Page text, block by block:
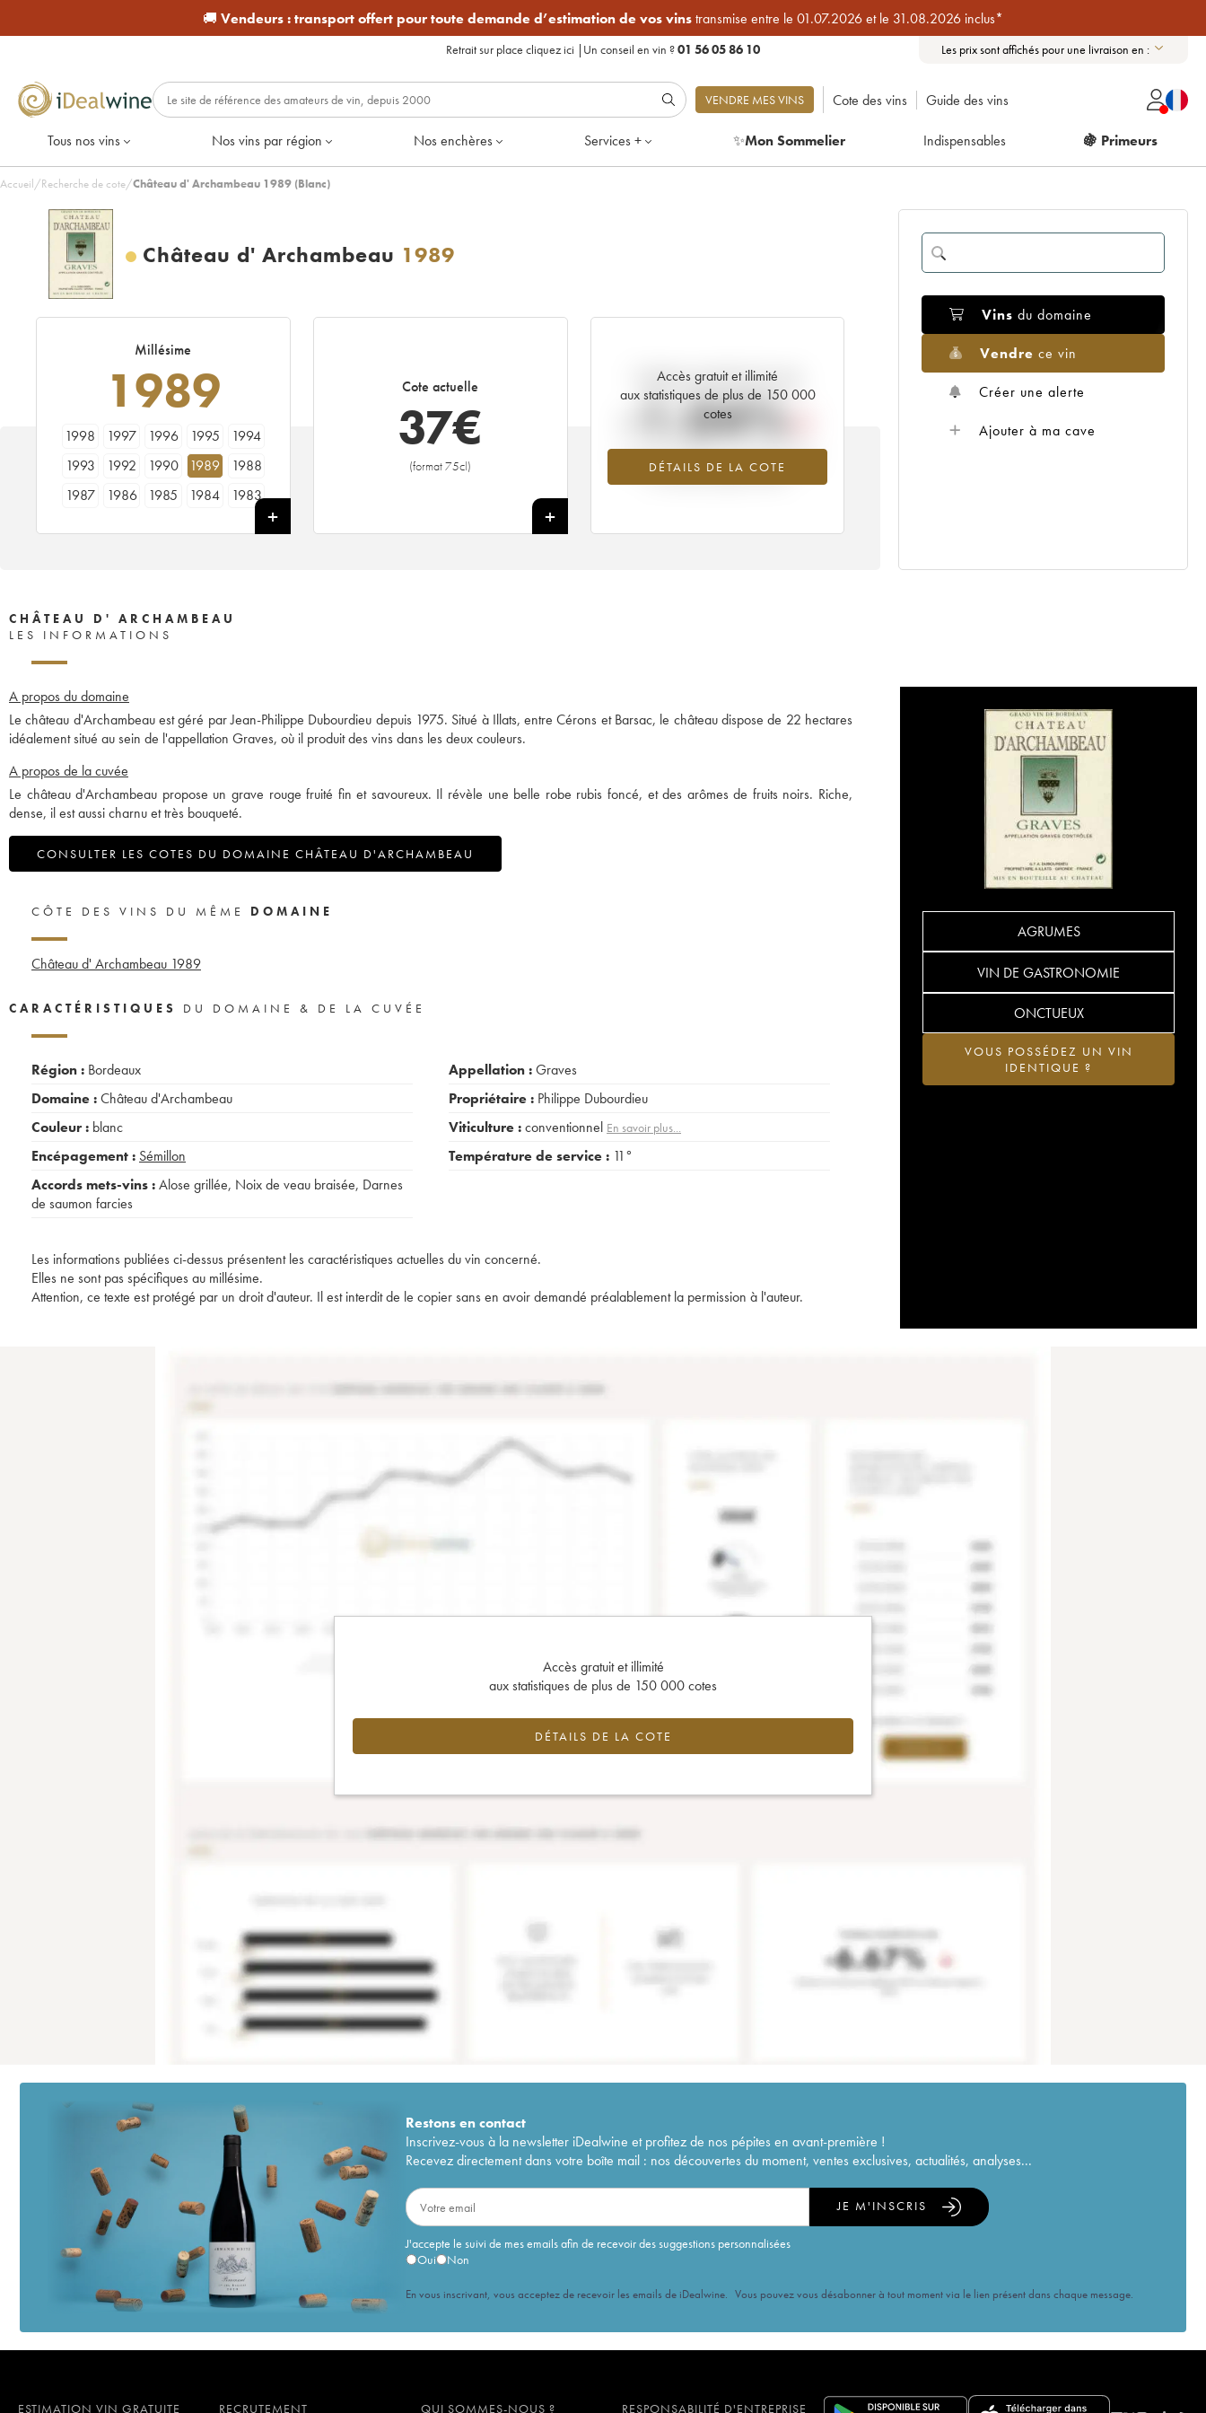
🚚 Vendeurs :transport offert pour toute demande d’estimation de vos vinstransmise entre le 01.07.2026 et le 31.08.2026 inclus*
Retrait sur place cliquez ici | Un conseil en vin ?01 56 05 86 10 Les prix sont affichés pour une livraison en :
VENDRE MES VINS Cote des vins Guide des vins
Tous nos vins Nos vins par région Nos enchères Services + ✨Mon Sommelier Indispensables 🍇 Primeurs
Accueil/Recherche de cote/Château d' Archambeau 1989 (Blanc)
Château d' Archambeau 1989
Millésime
1989
1998 1997 1996 1995
1994
1993
1992 1990 1989
1988
1987
1986 1985 1984
1983
Cote actuelle
37€
(format 75cl)
+
Accès gratuit et illimité
aux statistiques de plus de 150 000
cotes
DÉTAILS DE LA COTE
Tendance actuelle de la cote
-1.04%
Tendance à la baisse du millésime 1989
en 2026 par rapport à 2025
Vins du domaine
Vendre ce vin
Créer une alerte
Ajouter à ma cave
CHÂTEAU D' ARCHAMBEAU
LES INFORMATIONS
A propos du domaine
Le château d'Archambeau est géré par Jean-Philippe Dubourdieu depuis 1975. Situé à Illats, entre Cérons et Barsac, le château dispose de 22 hectares
idéalement situé au sein de l'appellation Graves, où il produit des vins dans les deux couleurs.
A propos de la cuvée
Le château d'Archambeau propose un grave rouge fruité fin et savoureux. Il révèle une belle robe rubis foncé, et des arômes de fruits noirs. Riche,
dense, il est aussi charnu et très bouqueté.
CONSULTER LES COTES DU DOMAINE CHÂTEAU D'ARCHAMBEAU
AGRUMES
VIN DE GASTRONOMIE
ONCTUEUX
VOUS POSSÉDEZ UN VIN
IDENTIQUE ?
CÔTE DES VINS DU MÊME DOMAINE
Château d' Archambeau 1989
CARACTÉRISTIQUES DU DOMAINE & DE LA CUVÉE
Région : Bordeaux
Domaine :Château d'Archambeau
Couleur : blanc
Encépagement : Sémillon
Accords mets-vins :Alose grillée, Noix de veau braisée, Darnes
de saumon farcies
Appellation :Graves
Propriétaire : Philippe Dubourdieu
Viticulture :conventionnel En savoir plus...
Température de service : 11°
Les informations publiées ci-dessus présentent les caractéristiques actuelles du vin concerné.
Elles ne sont pas spécifiques au millésime.
Attention, ce texte est protégé par un droit d'auteur. Il est interdit de le copier sans en avoir demandé préalablement la permission à l'auteur.
Accès gratuit et illimité
aux statistiques de plus de 150 000 cotes
DÉTAILS DE LA COTE
Restons encontact
Inscrivez-vous à la newsletter iDealwine et profitez de nos pépites en avant-première !
Recevez directement dans votre boîte mail : nos découvertes du moment, ventes exclusives, actualités, analyses...
J'accepte le suivi de mes emails afin de recevoir des suggestions personnalisées
Oui
Non
JE M'INSCRIS
En vous inscrivant, vous acceptez de recevoir les emails de iDealwine. Vous pouvez vous désabonner à tout moment via le lien présent dans chaque message.
ESTIMATION VIN GRATUITE RECRUTEMENT QUI SOMMES-NOUS ? RESPONSABILITÉ D'ENTREPRISE